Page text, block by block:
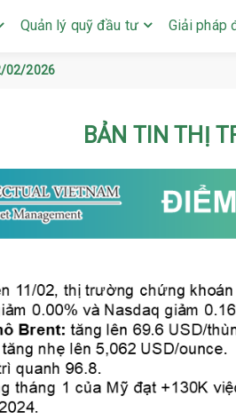
Quản lý quỹ đầu tư Giải pháp
02/2026
BẢN TIN THỊ